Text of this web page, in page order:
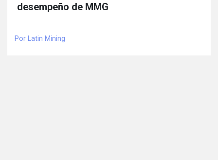
desempeño de MMG
Por Latin Mining